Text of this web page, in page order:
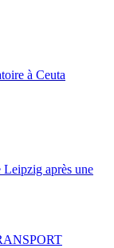
à Ceuta
après une